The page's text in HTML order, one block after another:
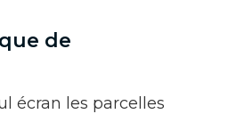
de
écran les parcelles